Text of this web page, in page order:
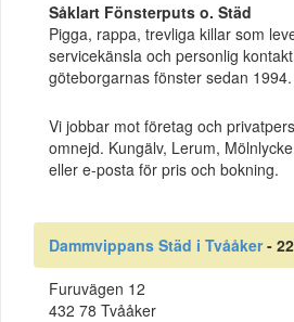
Såklart Fönsterputs o. Städ
Pigga, rappa, trevliga killar som
servicekänsla och personlig
göteborgarnas fönster sedan 1994.
Vi jobbar mot företag och
omnejd. Kungälv, Lerum,
eller e-posta för pris och bokning.
Dammvippans Städ i Tvååker-
Furuvägen 12
432 78 Tvååker